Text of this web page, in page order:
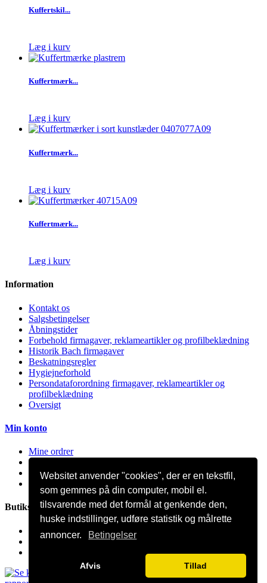
Websitet anvender "cookies", der er en tekstfil,
som gemmes på din computer, mobil el.
tilsvarende med det formål at genkende den,
huske indstillinger, udføre statistik og målrette
annoncer.
Betingelser
Afvis Tillad
Kuffertskil...
Læg i kurv
Kuffertmærk...
Læg i kurv
Kuffertmærk...
Læg i kurv
Kuffertmærk...
Læg i kurv
Information
Kontakt os
Salgsbetingelser
Åbningstider
Forbehold firmagaver, reklameartikler og profilbeklædning
Historik Bach firmagaver
Beskatningsregler
Hygiejneforhold
Persondataforordning firmagaver, reklameartikler og
profilbeklædning
Oversigt
Min konto
Mine ordrer
Mine kreditnotaer
Mine adresser
Butiksinformation
Bach Promotion, Trafikskolevej 2 7400 Herning Danmark
Ring til os:81 44 12 12
mail@bach-firmagaver.dk